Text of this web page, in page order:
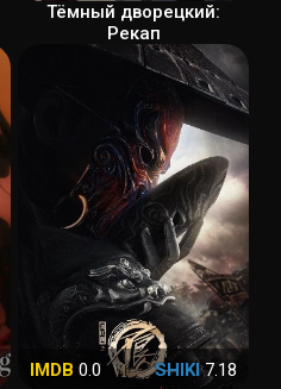
Тёмный дворецкий:
Рекап
IMDB 0.0 SHIKI7.18